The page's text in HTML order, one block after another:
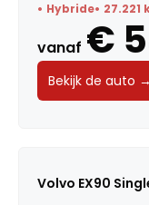
Hybride 27.221
vanaf €
Bekijk de auto →
Volvo EX90